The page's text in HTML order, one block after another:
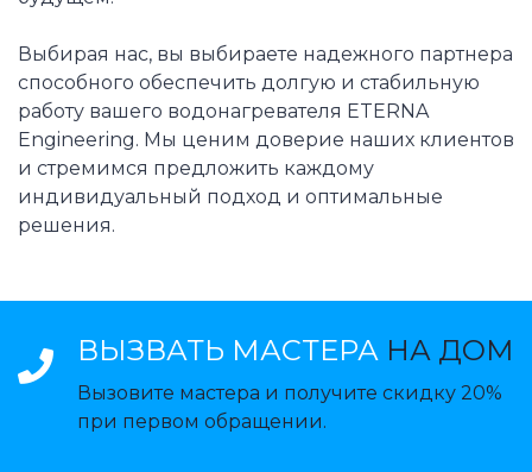
Выбирая нас, вы выбираете надежного партнера
способного обеспечить долгую и стабильную
работу вашего водонагревателя ETERNA
Engineering. Мы ценим доверие наших клиентов
и стремимся предложить каждому
индивидуальный подход и оптимальные
решения.
ВЫЗВАТЬ МАСТЕРА НА ДОМ
Вызовите мастера и получите скидку 20%
при первом обращении.